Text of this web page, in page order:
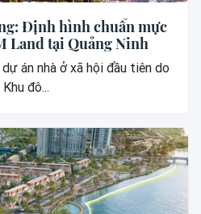
Định hình chuẩn mực
Land tại Quảng Ninh
án nhà ở xã hội đầu tiên do
đô...